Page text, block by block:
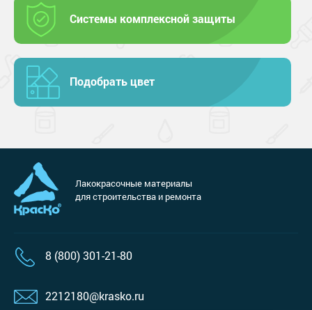
Системы комплексной защиты
Подобрать цвет
Лакокрасочные материалы
для строительства и ремонта
8 (800) 301-21-80
2212180@krasko.ru